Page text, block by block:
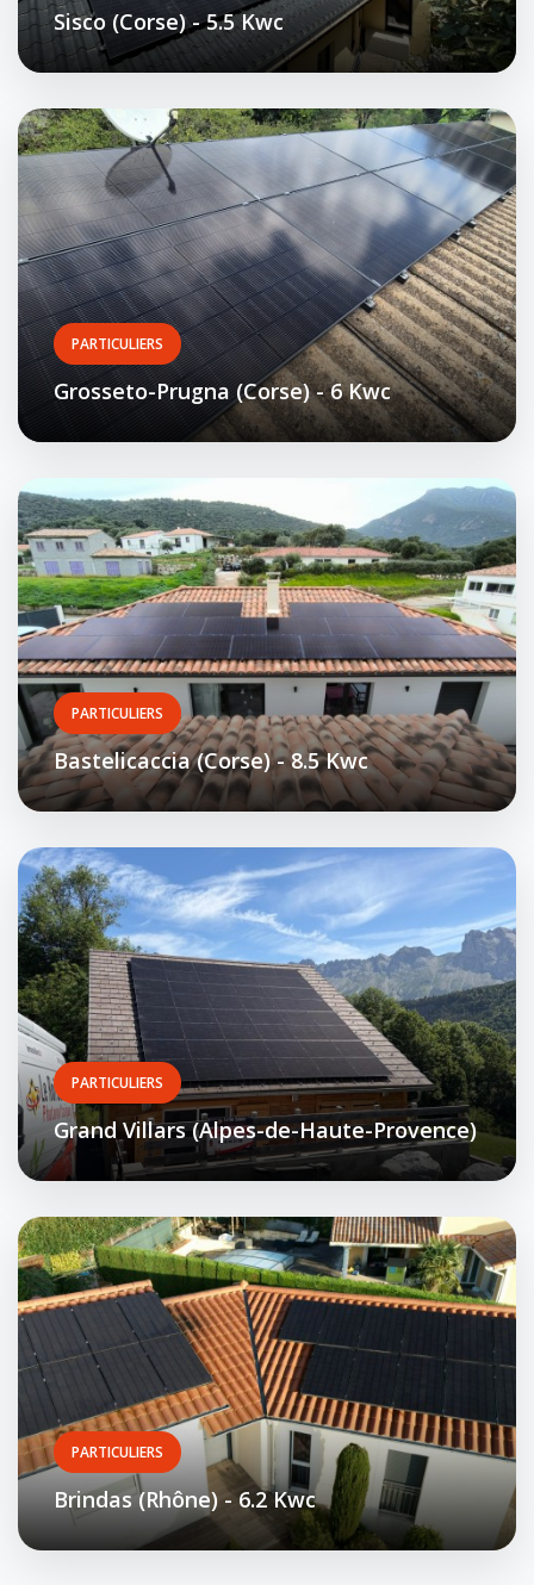
Sisco (Corse) - 5.5 Kwc
PARTICULIERS
Grosseto-Prugna (Corse) - 6 Kwc
PARTICULIERS
Bastelicaccia (Corse) - 8.5 Kwc
PARTICULIERS
Grand Villars (Alpes-de-Haute-Provence)
PARTICULIERS
Brindas (Rhône) - 6.2 Kwc